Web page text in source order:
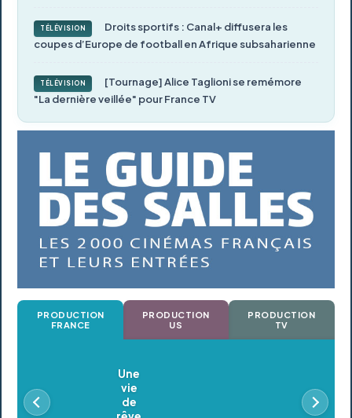
TÉLÉVISION
Droits sportifs : Canal+ diffusera les
coupes d’Europe de football en Afrique subsaharienne
TÉLÉVISION
[Tournage] Alice Taglioni se remémore
"La dernière veillée" pour France TV
PRODUCTION
FRANCE
PRODUCTION
US
PRODUCTION
TV
Oldeupe
En postproduction